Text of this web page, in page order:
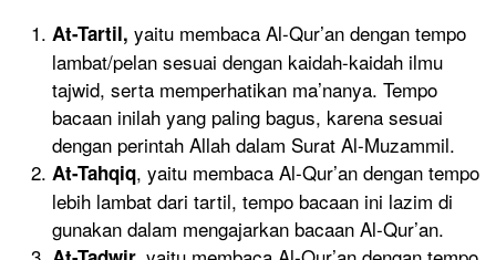
At-Tartil, yaitu membaca Al-Qur’an dengan tempo
lambat/pelan sesuai dengan kaidah-kaidah ilmu
tajwid, serta memperhatikan ma’nanya. Tempo
bacaan inilah yang paling bagus, karena sesuai
dengan perintah Allah dalam Surat Al-Muzammil.
At-Tahqiq, yaitu membaca Al-Qur’an dengan tempo
lebih lambat dari tartil, tempo bacaan ini lazim di
gunakan dalam mengajarkan bacaan Al-Qur’an.